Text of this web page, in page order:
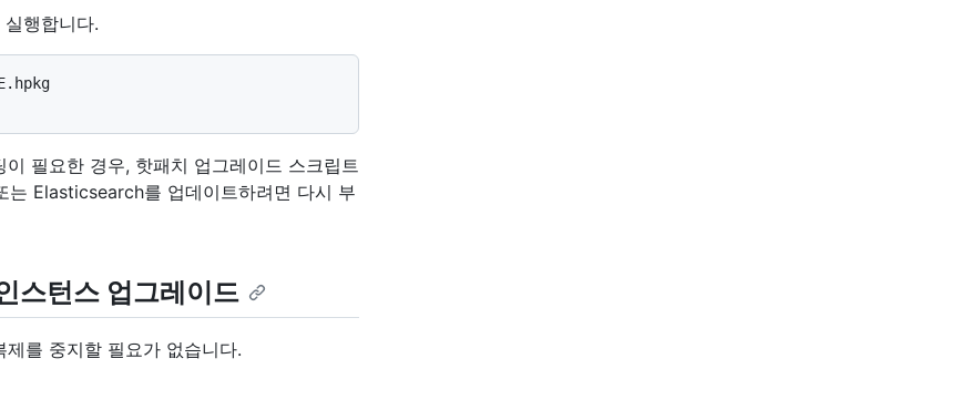
실행합니다.
필요한 경우, 핫패치 업그레이드 스크립트
는 Elasticsearch를 업데이트하려면 다시 부
스턴스 업그레이드
를 중지할 필요가 없습니다.